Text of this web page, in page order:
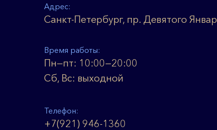
Адрес:
Санкт-Петербург, пр. Девятого
Время работы:
Пн—пт: 10:00—20:00
Сб, Вс: выходной
Телефон:
+7(921) 946-1360